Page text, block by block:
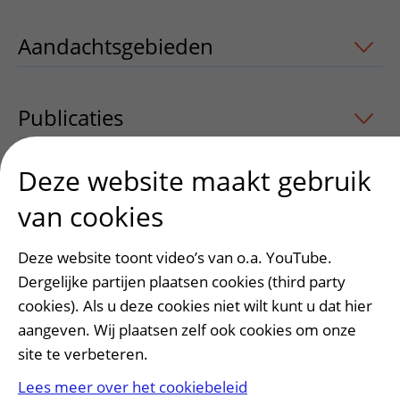
Aandachtsgebieden uitklapper, klik
Publicaties uitklapper, klik om te
Heeft deze informatie u geholpen?
Deze website maakt gebruik
van cookies
Deze website toont video’s van o.a. YouTube.
Dergelijke partijen plaatsen cookies (third party
cookies). Als u deze cookies niet wilt kunt u dat hier
aangeven. Wij plaatsen zelf ook cookies om onze
site te verbeteren.
Lees meer over het cookiebeleid